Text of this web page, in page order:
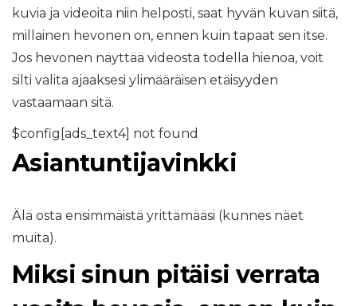
kuvia ja videoita niin helposti, saat hyvän kuvan siitä,
millainen hevonen on, ennen kuin tapaat sen itse.
Jos hevonen näyttää videosta todella hienoa, voit
silti valita ajaaksesi ylimääräisen etäisyyden
vastaamaan sitä.
$config[ads_text4] not found
Asiantuntijavinkki
Älä osta ensimmäistä yrittämääsi (kunnes näet
muita).
Miksi sinun pitäisi verrata